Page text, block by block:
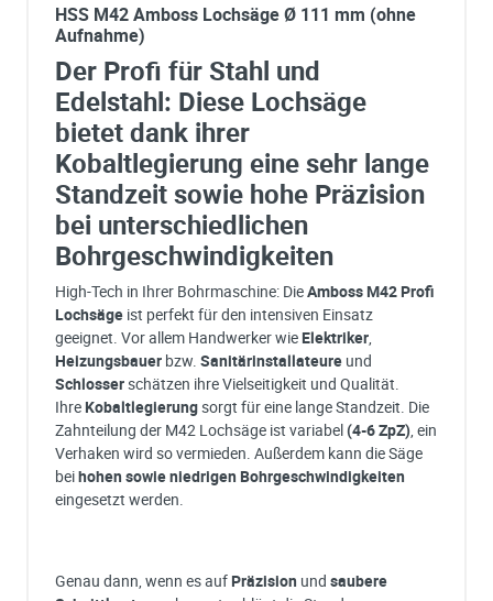
HSS M42 Amboss Lochsäge Ø 111 mm (ohne
Aufnahme)
Der Profi für Stahl und
Edelstahl: Diese Lochsäge
bietet dank ihrer
Kobaltlegierung eine sehr lange
Standzeit sowie hohe Präzision
bei unterschiedlichen
Bohrgeschwindigkeiten
High-Tech in Ihrer Bohrmaschine: DieAmboss M42 Profi
Lochsäge ist perfekt für den intensiven Einsatz
geeignet. Vor allem Handwerker wie Elektriker
Heizungsbauer bzw. Sanitärinstallateure und
Schlosserschätzen ihre Vielseitigkeit und Qualität.
Ihre Kobaltlegierungsorgt für eine lange Standzeit. Die
Zahnteilung der M42 Lochsäge ist variabel(4-6 ZpZ) , ein
Verhaken wird so vermieden. Außerdem kann die Säge
beihohen sowie niedrigen Bohrgeschwindigkeiten
eingesetzt werden.
Genau dann, wenn es auf Präzision und saubere